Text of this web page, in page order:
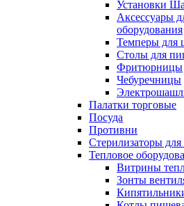
Установки
Аксессуары
оборудования
Темперы для
Столы для
Фритюрницы
Чебуречницы
Палатки торговые
Посуда
Противни
Стерилизаторы
Тепловое
Витрины
Зонты